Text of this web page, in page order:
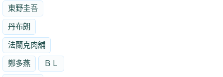
東野圭吾
丹布朗
法蘭克肉舖
鄭多燕 ＢＬ